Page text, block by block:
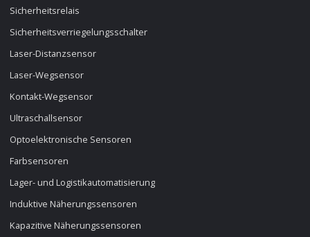
Sicherheitsrelais
Sicherheitsverriegelungsschalter
Laser-Distanzsensor
Laser-Wegsensor
Kontakt-Wegsensor
Ultraschallsensor
Optoelektronische Sensoren
Farbsensoren
Lager- und Logistikautomatisierung
Induktive Näherungssensoren
Kapazitive Näherungssensoren